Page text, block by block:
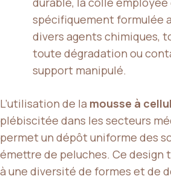
spécifiquement formulée
divers agents chimiques,
toute dégradation ou
support manipulé.
L’utilisation de la mousse à
plébiscitée dans les secteurs
permet un dépôt uniforme des
émettre de peluches. Ce design
à une diversité de formes et de